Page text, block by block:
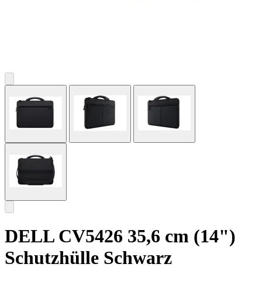
DELL CV5426 35,6 cm (14")
Schutzhülle Schwarz